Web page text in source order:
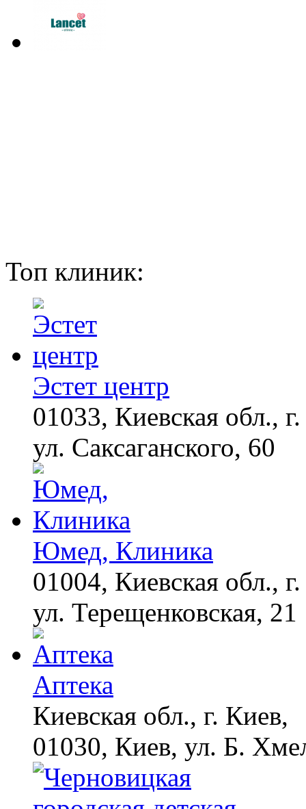
Топ клиник:
Эстет центр
01033, Киевская обл.,
ул. Саксаганского, 60
Юмед, Клиника
01004, Киевская обл.,
ул. Терещенковская, 21
Аптека
Киевская обл., г. Киев,
01030, Киев, ул. Б.